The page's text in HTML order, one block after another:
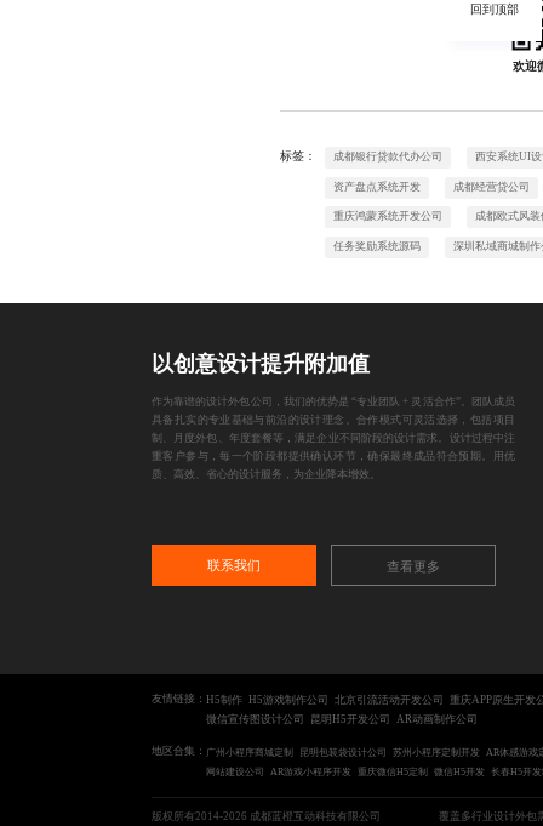
欢迎
标签： 成都银行贷款代办公司 西安系统UI
资产盘点系统开发 成都经营贷公司
重庆鸿蒙系统开发公司 成都欧式风装
任务奖励系统源码 深圳私域商城制作
回到顶部
以创意设计提升附加值
作为靠谱的设计外包公司，我们的优势是 “专业团队 + 灵活合作”。团队成员
具备扎实的专业基础与前沿的设计理念。合作模式可灵活选择，包括项目
制、月度外包、年度套餐等，满足企业不同阶段的设计需求。设计过程中注
重客户参与，每一个阶段都提供确认环节，确保最终成品符合预期。用优
质、高效、省心的设计服务，为企业降本增效。
联系我们 查看更多
友情链接： H5制作 H5游戏制作公司 北京引流活动开发公司
重庆APP原生开发
微信宣传图设计公司
昆明H5开发公司 AR动画制作公司
地区合集： 广州小程序商城定制 昆明包装袋设计公司 苏州小程序定制开发
AR体感游戏
网站建设公司
AR游戏小程序开发 重庆微信H5定制 微信H5开发 长春H5开
版权所有2014-2026 成都蓝橙互动科技有限公司 覆盖多行业设计外包